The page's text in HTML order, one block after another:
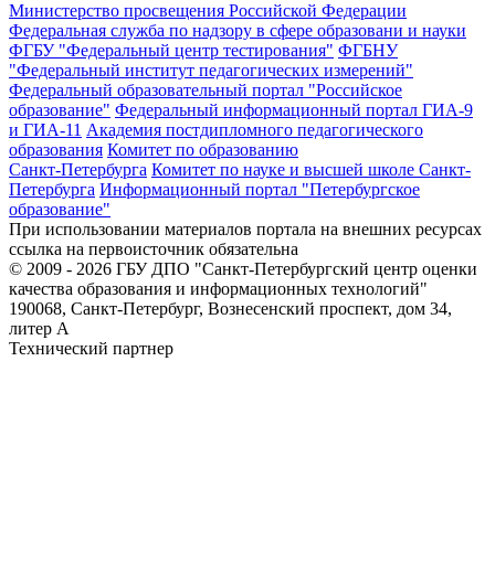
Министерство просвещения Российской Федерации
Федеральная служба по надзору в сфере образовани и науки
ФГБУ "Федеральный центр тестирования" ФГБНУ
"Федеральный институт педагогических измерений"
Федеральный образовательный портал "Российское
образование" Федеральный информационный портал ГИА-9
и ГИА-11 Академия постдипломного педагогического
образования Комитет по образованию
Санкт-Петербурга Комитет по науке и высшей школе Санкт-
Петербурга Информационный портал "Петербургское
образование"
При использовании материалов портала на внешних ресурсах
ссылка на первоисточник обязательна
© 2009 - 2026 ГБУ ДПО "Санкт-Петербургский центр оценки
качества образования и информационных технологий"
190068, Санкт-Петербург, Вознесенский проспект, дом 34,
литер А
Технический партнер